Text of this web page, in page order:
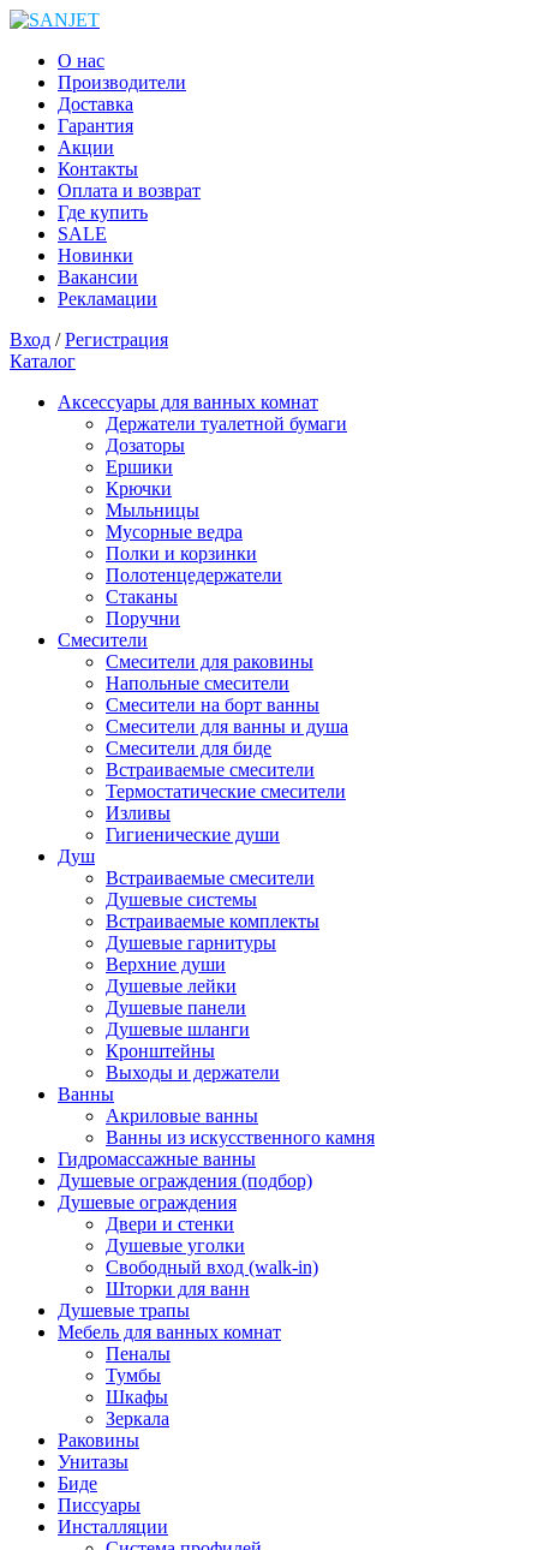
О нас
Производители
Доставка
Гарантия
Акции
Контакты
Оплата и возврат
Где купить
SALE
Новинки
Вакансии
Рекламации
Вход /Регистрация
Каталог
Аксессуары для ванных комнат
Держатели туалетной бумаги
Дозаторы
Ершики
Крючки
Мыльницы
Мусорные ведра
Полки и корзинки
Полотенцедержатели
Стаканы
Поручни
Смесители
Смесители для раковины
Напольные смесители
Смесители на борт ванны
Смесители для ванны и душа
Смесители для биде
Встраиваемые смесители
Термостатические смесители
Изливы
Гигиенические души
Душ
Встраиваемые смесители
Душевые системы
Встраиваемые комплекты
Душевые гарнитуры
Верхние души
Душевые лейки
Душевые панели
Душевые шланги
Кронштейны
Выходы и держатели
Ванны
Акриловые ванны
Ванны из искусственного камня
Гидромассажные ванны
Душевые ограждения (подбор)
Душевые ограждения
Двери и стенки
Душевые уголки
Свободный вход (walk-in)
Шторки для ванн
Душевые трапы
Мебель для ванных комнат
Пеналы
Тумбы
Шкафы
Зеркала
Раковины
Унитазы
Биде
Писсуары
Инсталляции